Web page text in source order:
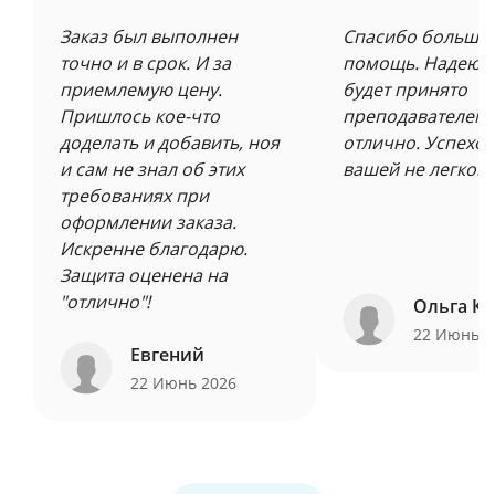
Заказ был выполнен
точно и в срок. И за
приемлемую цену.
Пришлось кое-что
доделать и добавить, ноя
и сам не знал об этих
требованиях при
оформлении заказа.
Искренне благодарю.
Защита оценена на
"отлично"!
Евгений
22 Июнь 2026
Спасибо
помощь.
будет принято
преподавателем
отлично.
вашей не легкой
Ольга
22 Июнь